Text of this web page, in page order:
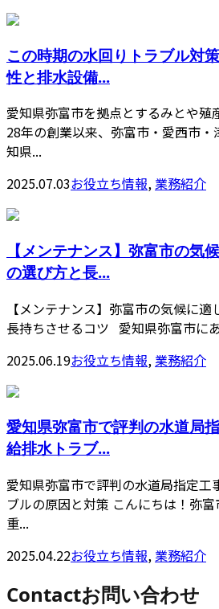
この時期の水回りトラブル対
性と排水設備...
愛知県弥富市を拠点とするみとや殖
28年の創業以来、弥富市・愛西市
知県...
2025.07.03お役立ち情報,業務紹介
【メンテナンス】弥富市の気
の選び方と長...
【メンテナンス】弥富市の気候に
長持ちさせるコツ 愛知県弥富市に
2025.06.19お役立ち情報, 業務紹介
愛知県弥富市で評判の水道局
給排水トラブ...
愛知県弥富市で評判の水道局指定工
ブルの原因と対策 こんにちは！弥
重...
2025.04.22お役立ち情報,業務紹介
Contactお問い合わせ